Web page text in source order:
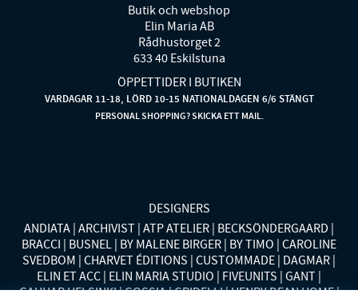
Butik och webshop
Elin Maria AB
Rådhustorget 2
633 40 Eskilstuna
ÖPPETTIDER I BUTIKEN
VARDAGAR 11-18, LÖRD 10-15 NATIONALDAGEN 6/6 STÄNGT
PERSONAL SHOPPING? SKICKA ETT MAIL.
DESIGNERS
ANDIATA ARCHIVIST ATP ATELIER BECKSÖNDERGAARD
BRACCI BUSNEL BY MALENE BIRGER BY TIMO CAROLINE
SVEDBOM CHARVET ÉDITIONS CUSTOMMADE DAGMAR
ELIN ET ACC ELIN MARIA STUDIO FIVEUNITS GANT
GAUHAR HELSINKI GOSSIA GRIDELLI HENRY DEAN HOME